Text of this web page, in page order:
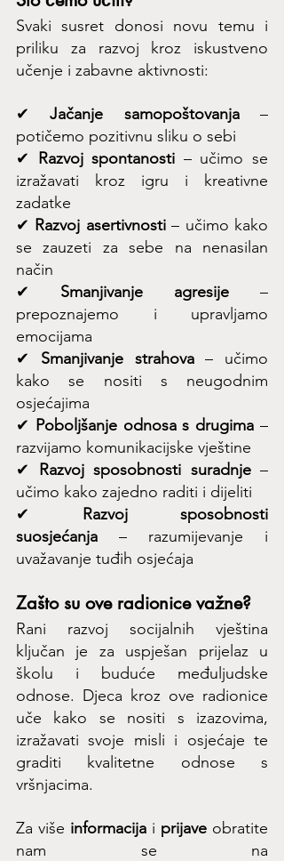
Svaki susret donosi novu temu i
priliku za razvoj kroz iskustveno
učenje i zabavne aktivnosti:
✔ Jačanje samopoštovanja –
potičemo pozitivnu sliku o sebi
✔
Razvoj spontanosti – učimo se
izražavati kroz igru i kreativne
zadatke
✔ Razvoj asertivnosti – učimo kako
se zauzeti za sebe na nenasilan
način
✔ Smanjivanje agresije –
prepoznajemo i upravljamo
emocijama
✔ Smanjivanje strahova – učimo
kako se nositi s neugodnim
osjećajima
✔ Poboljšanje odnosa s drugima –
razvijamo komunikacijske vještine
✔
Razvoj sposobnosti suradnje –
učimo kako zajedno raditi i dijeliti
✔
Razvoj sposobnosti
suosjećanja – razumijevanje i
uvažavanje tuđih osjećaja
Zašto su ove radionice važne?
Rani razvoj socijalnih vještina
ključan je za uspješan prijelaz u
školu i buduće međuljudske
odnose. Djeca kroz ove radionice
uče kako se nositi s izazovima,
izražavati svoje misli i osjećaje te
graditi kvalitetne odnose s
vršnjacima.
Za više informacija i prijave obratite
nam se na